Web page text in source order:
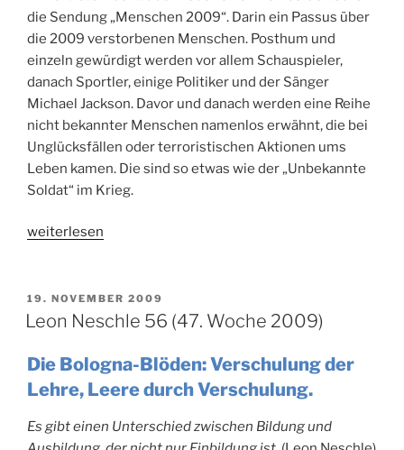
die Sendung „Menschen 2009“. Darin ein Passus über
die 2009 verstorbenen Menschen. Posthum und
einzeln gewürdigt werden vor allem Schauspieler,
danach Sportler, einige Politiker und der Sänger
Michael Jackson. Davor und danach werden eine Reihe
nicht bekannter Menschen namenlos erwähnt, die bei
Unglücksfällen oder terroristischen Aktionen ums
Leben kamen. Die sind so etwas wie der „Unbekannte
Soldat“ im Krieg.
„Leon
(50.
Woche
weiterlesen
VERÖFFENTLICHT
AM
19. NOVEMBER 2009
Leon Neschle 56 (47. Woche 2009)
Die Bologna-Blöden: Verschulung der
Lehre, Leere durch Verschulung.
Es gibt einen Unterschied zwischen Bildung und